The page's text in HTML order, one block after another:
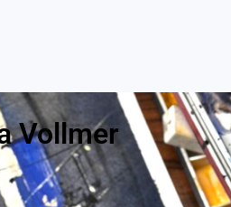
Vollmer